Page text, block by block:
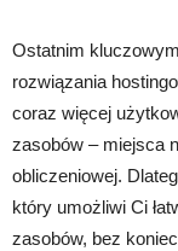
Ostatnim
rozwiązania
coraz więcej
zasobów – miejsca
obliczeniowej.
który umożliwi Ci
zasobów, bez